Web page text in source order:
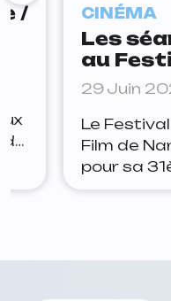
/
de
CINÉMA
Les
au
29 Juin
Le
Film de
pour sa
Tchéquie